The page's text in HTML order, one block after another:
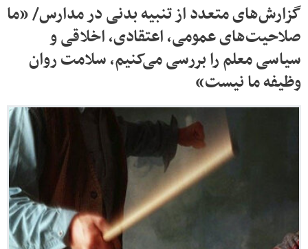
گزارش‌های متعدد از تنبیه بدنی در مدارس/ «ما
صلاحیت‌های عمومی، اعتقادی، اخلاقی و
سیاسی معلم را بررسی می‌کنیم، سلامت روان
وظیفه ما نیست»